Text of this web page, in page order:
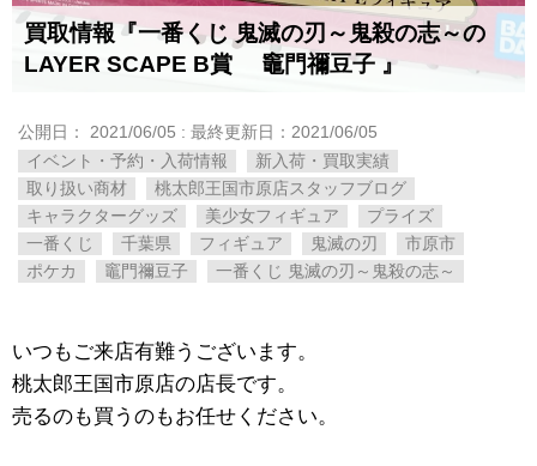
買取情報『一番くじ ​鬼滅の刃～鬼殺の志～の
LAYER ​SCAPE ​B賞 竈門禰豆子 』
公開日： 2021/06/05 : 最終更新日：2021/06/05
イベント・予約・入荷情報
新入荷・買取実績
取り扱い商材
桃太郎王国市原店スタッフブログ
キャラクターグッズ
美少女フィギュア
プライズ
一番くじ
千葉県 フィギュア 鬼滅の刃
市原市
ポケカ
竈門禰豆子 一番くじ ​鬼滅の刃～鬼殺の志～
いつもご来店有難うございます。
桃太郎王国市原店の店長です。
売るのも買うのもお任せください。